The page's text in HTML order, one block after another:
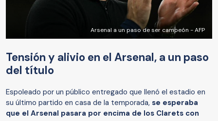
Arsenal a un paso de ser campeón - AFP
Tensión y alivio en el Arsenal, a un paso
del título
Espoleado por un público entregado que llenó el estadio en
su último partido en casa de la temporada, se esperaba
que el Arsenal pasara por encima de los Clarets con